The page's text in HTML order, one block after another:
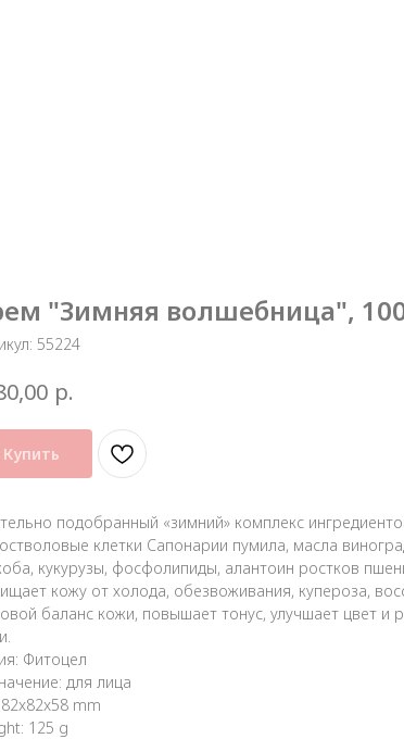
"Зимняя волшебница",
55224
р.
Купить
подобранный «зимний» комплекс
клетки Сапонарии пумила, масла
кукурузы, фосфолипиды, алантоин ростков
кожу от холода, обезвоживания, купероза,
баланс кожи, повышает тонус, улучшает цвет и
Фитоцел
для лица
mm
125 g